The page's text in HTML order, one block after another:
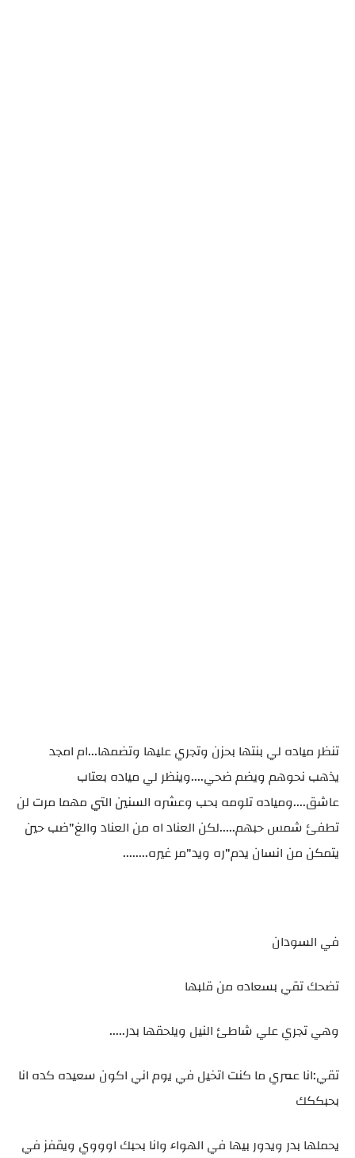
تنظر مياده لي بنتها بحزن وتجري عليها وتضمها...ام امجد
يذهب نحوهم ويضم ضحي....وينظر لي مياده بعتاب
عاشق....ومياده تلومه بحب وعشره السنين التي مهما مرت لن
تطفئ شمس حبهم.....لكن العناد اه من العناد والغ"ضب حين
يتمكن من انسان يدم"ره ويد"مر غيره........
في السودان
تضحك تقي بسعاده من قلبها
وهي تجري علي شاطئ النيل ويلحقها بدر.....
تقي:انا عمري ما كنت اتخيل في يوم اني اكون سعيده كده انا
بحبككك
يحملها بدر ويدور بيها في الهواء وانا بحبك اوووي ويقفز في